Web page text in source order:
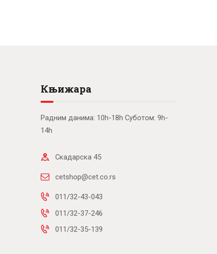
Књижара
Радним данима: 10h-18h Суботом: 9h-
14h
Скадарска 45
cetshop@cet.co.rs
011/32-43-043
011/32-37-246
011/32-35-139